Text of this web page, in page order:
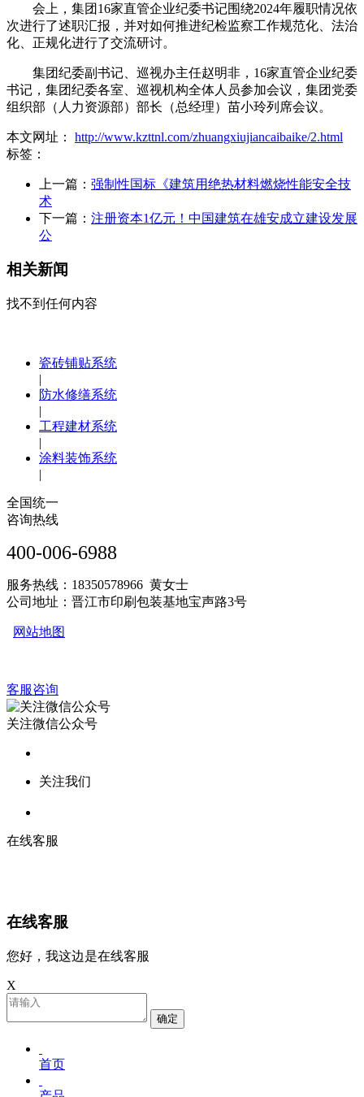
会上，集团16家直管企业纪委书记围绕2024年履职情况依
次进行了述职汇报，并对如何推进纪检监察工作规范化、法治
化、正规化进行了交流研讨。
集团纪委副书记、巡视办主任赵明非，16家直管企业纪委
书记，集团纪委各室、巡视机构全体人员参加会议，集团党委
组织部（人力资源部）部长（总经理）苗小玲列席会议。
本文网址： http://www.kzttnl.com/zhuangxiujiancaibaike/2.html
标签：
上一篇： 强制性国标《建筑用绝热材料燃烧性能安全技
术
下一篇： 注册资本1亿元！中国建筑在雄安成立建设发展
公
相关新闻
找不到任何内容
瓷砖铺贴系统
|
防水修缮系统
|
工程建材系统
|
涂料装饰系统
|
全国统一
咨询热线
400-006-6988
服务热线：18350578966 黄女士
公司地址：晋江市印刷包装基地宝声路3号
网站地图
客服咨询
关注微信公众号
关注我们
在线客服
在线客服
您好，我这边是在线客服
X
确定
首页